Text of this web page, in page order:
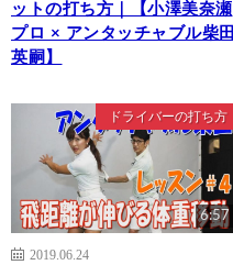
ットの打ち方｜【小澤美奈瀬
プロ × アンタッチャブル柴田
英嗣】
ドライバーの打ち方
6:57
2019.06.24